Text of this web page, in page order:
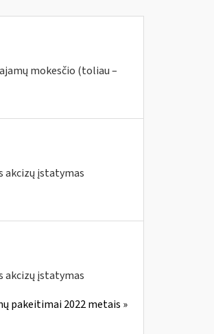
mokesčio (toliau –
akcizų įstatymas
akcizų įstatymas
pakeitimai 2022 metais »